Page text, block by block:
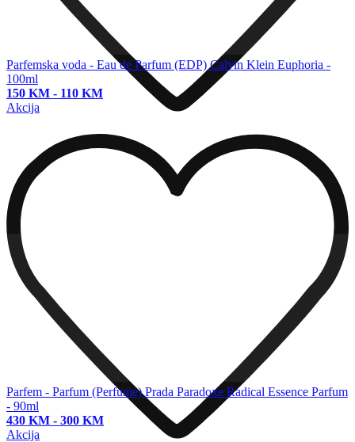
Parfemska voda - Eau de Parfum (EDP) Calvin Klein Euphoria -
100ml
150 KM - 110 KM
Akcija
Parfem - Parfum (Perfume) Prada Paradoxe Radical Essence Parfum
- 90ml
430 KM - 300 KM
Akcija